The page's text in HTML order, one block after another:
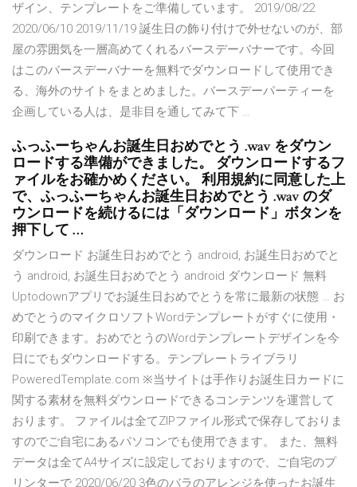
ザイン、テンプレートをご準備しています。 2019/08/22
2020/06/10 2019/11/19 誕生日の飾り付けで外せないのが、部
屋の雰囲気を一層高めてくれるバースデーバナーです。今回
はこのバースデーバナーを無料でダウンロードして使用でき
る、海外のサイトをまとめました。バースデーパーティーを
企画している人は、是非目を通してみて下 …
ふっふーちゃんお誕生日おめでとう .wav をダウン
ロードする準備ができました。 ダウンロードするフ
ァイルをお確かめください。 利用規約に同意した上
で、ふっふーちゃんお誕生日おめでとう .wav のダ
ウンロードを続けるには「ダウンロード」ボタンを
押下して …
ダウンロード お誕生日おめでとう android, お誕生日おめでと
う android, お誕生日おめでとう android ダウンロード 無料
Uptodownアプリでお誕生日おめでとうを常に最新の状態 … お
めでとうのマイクロソフトWordテンプレートがすぐに使用・
印刷できます。おめでとうのWordテンプレートデザインを今
日にでもダウンロードする。テンプレートライブラリ
PoweredTemplate.com ※当サイトは手作りお誕生日カードに
関する素材を無料ダウンロードできるコンテンツを運営して
おります。 ファイルは全てZIPファイル形式で保存しておりま
すのでご自宅にあるパソコンでも使用できます。 また、無料
データは全てA4サイズに設定しておりますので、ご自宅のプ
リンターで 2020/06/20 3色のバラのアレンジを使ったお誕生